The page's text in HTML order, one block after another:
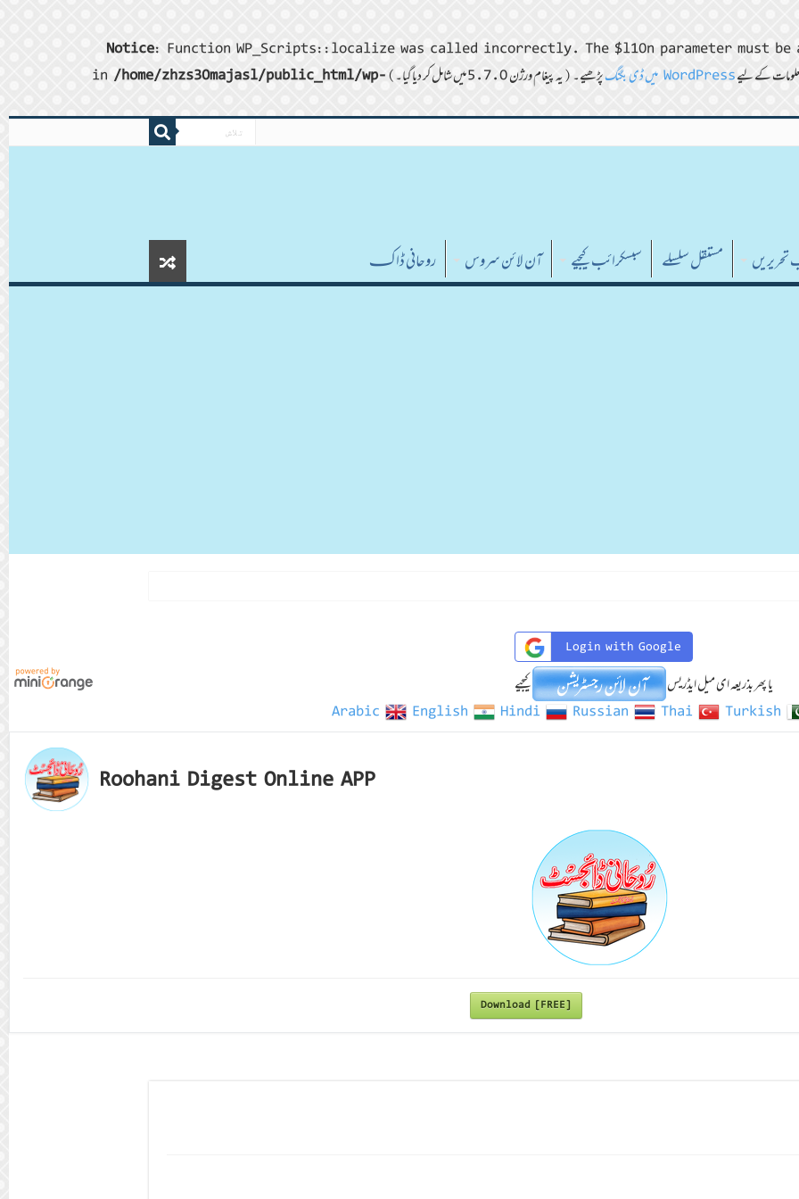
Notice: Function WP_Scripts::localize was called incorrectly. The $l10n parameter must
WordPress میں ڈی بگنگ پڑھیے۔ (یہ پیغام ورژن 5.7.0 میں شامل کر دیا گیا۔) in
/home/zhzs30majasl/public_html/wp-
تحریریں مستقل سلسلے سبسکرائب کیجیے آن لائن سروس روحانی ڈاکـ
Login with Google
یا پھر بذریعہ ای میل ایڈریس
کیجیے
Arabic
English Hindi Russian Thai Turkish
Roohani Digest Online APP
Download [FREE]